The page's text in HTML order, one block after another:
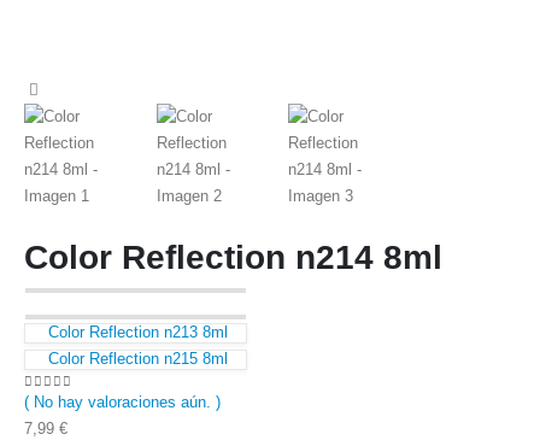
Color Reflection n214 8ml
Color Reflection n213 8ml
Color Reflection n215 8ml
0 out of 5
( No hay valoraciones aún. )
7,99 €